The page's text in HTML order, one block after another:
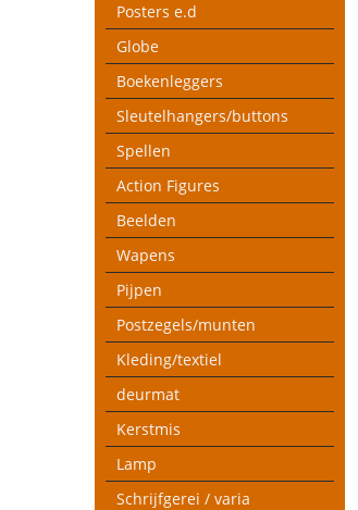
Posters e.d
Globe
Boekenleggers
Sleutelhangers/buttons
Spellen
Action Figures
Beelden
Wapens
Pijpen
Postzegels/munten
Kleding/textiel
deurmat
Kerstmis
Lamp
Schrijfgerei / varia